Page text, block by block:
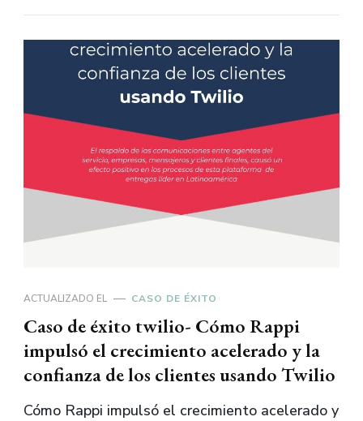
ACTUALIZADO EL CASO DE ÉXITO
Caso de éxito twilio- Cómo Rappi
impulsó el crecimiento acelerado y la
confianza de los clientes usando Twilio
Cómo Rappi impulsó el crecimiento acelerado y